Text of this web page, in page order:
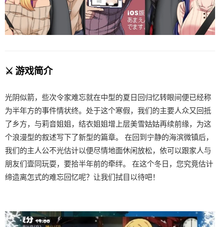
⚔️ 游戏简介
光阴似箭，些次令家难忘就在中型的夏日回归忆转眼间便已经称
为半年方的事件情状终。处于这个寒假，我们的主要人众又回抵
了乡方，与莉音姐姐，结衣姐姐增上层美雪姑姑再续前缘，为这
个浪漫型的叙述写下了新型的篇章。 在回到宁静的海滨微镇后，
我们的主人公不光估计以便尽情地面休闲放松，依可以跟家人与
朋友们壹同玩耍，要拾半年前的牵绊。 在这个冬日，您究竟估计
缔造离怎式的难忘回忆呢？让我们拭目以待吧！